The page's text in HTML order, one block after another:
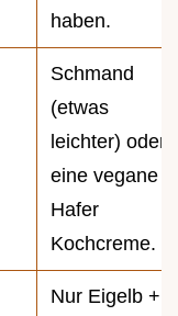
haben.
Schmand
(etwas
leichter) oder
eine vegane
Hafer
Kochcreme.
Nur Eigelb + 1